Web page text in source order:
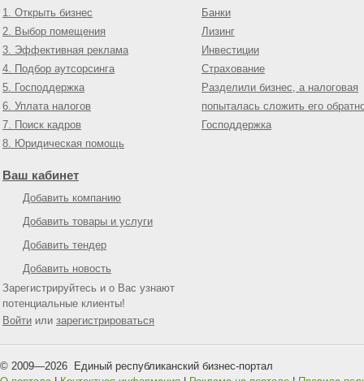
1. Открыть бизнес
2. Выбор помещения
3. Эффективная реклама
4. Подбор аутсорсинга
5. Господдержка
6. Уплата налогов
7. Поиск кадров
8. Юридическая помощь
Банки
Лизинг
Инвестиции
Страхование
Разделили бизнес, а налоговая
попыталась сложить его
Господдержка
Ваш кабинет
Добавить компанию
Добавить товары и услуги
Добавить тендер
Добавить новость
Зарегистрируйтесь и о Вас узнают
потенциальные клиенты!
Войти или зарегистрироваться
© 2009—2026 Единый республиканский бизнес-портал